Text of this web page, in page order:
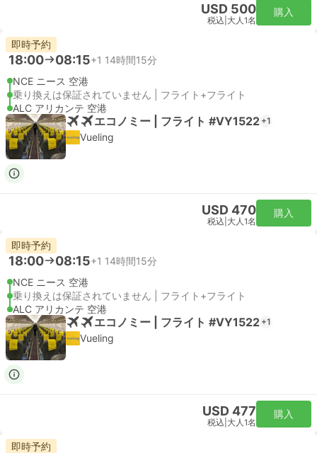
USD 500
税込 大人1名
購入
即時予約
18:00 08:15+1 14時間15分
NCE ニース 空港
乗り換えは保証されていません | フライト+フライト
ALC アリカンテ 空港
エコノミー | フライト #VY1522 +1
Vueling
USD 470
税込 大人1名
購入
即時予約
18:00 08:15+1 14時間15分
NCE ニース 空港
乗り換えは保証されていません | フライト+フライト
ALC アリカンテ 空港
エコノミー | フライト #VY1522 +1
Vueling
USD 477
税込 大人1名
購入
即時予約